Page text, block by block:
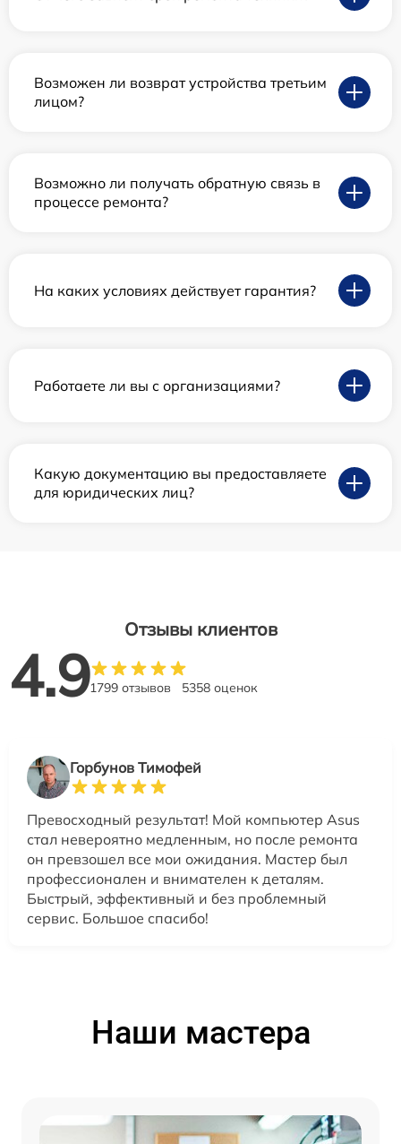
Возможен ли возврат устройства третьим
лицом?
Возможно ли получать обратную связь в
процессе ремонта?
На каких условиях действует гарантия?
Работаете ли вы с организациями?
Какую документацию вы предоставляете
для юридических лиц?
Отзывы клиентов
4.91799 отзывов 5358 оценок
Горбунов Тимофей
Превосходный результат! Мой компьютер Asus
стал невероятно медленным, но после ремонта
он превзошел все мои ожидания. Мастер был
профессионален и внимателен к деталям.
Быстрый, эффективный и без проблемный
сервис. Большое спасибо!
Наши мастера